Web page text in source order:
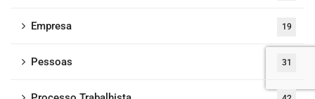
Empresa 19
Pessoas 31